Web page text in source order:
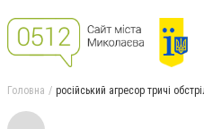
Головна російський агресор тричі